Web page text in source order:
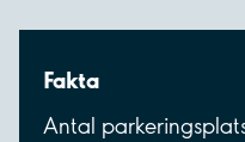
Fakta
Antal